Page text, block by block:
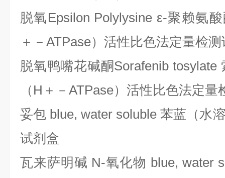
脱氧Epsilon Polylysine ε-聚赖氨
＋－ATPase）活性比色法定量检
脱氧鸭嘴花碱酮Sorafenib tosylate
（H＋－ATPase）活性比色法定量
妥包 blue, water soluble 苯蓝（水
试剂盒
瓦来萨明碱 N-氧化物 blue, water